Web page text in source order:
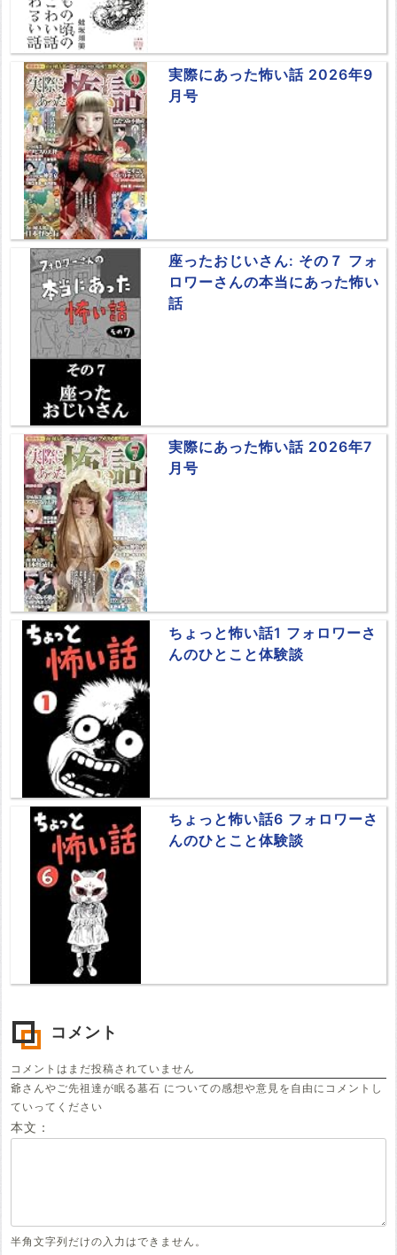
実際にあった怖い話 2026年9
月号
座ったおじいさん: その７ フォ
ロワーさんの本当にあった怖い
話
実際にあった怖い話 2026年7
月号
ちょっと怖い話1 フォロワーさ
んのひとこと体験談
ちょっと怖い話6 フォロワーさ
んのひとこと体験談
コメント
コメントはまだ投稿されていません
爺さんやご先祖達が眠る墓石 についての感想や意見を自由にコメントし
ていってください
本文：
半角文字列だけの入力はできません。